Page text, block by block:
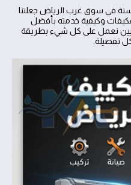
في سوق غرب الرياض جعلتنا
وكيفية خدمته بأفضل
نعمل على كل شيء بطريقة
تفصيلة.